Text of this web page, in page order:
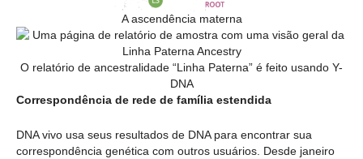
A ascendência materna
O relatório de ancestralidade “Linha Paterna” é feito usando Y-
DNA
Correspondência de rede de família estendida
DNA vivo usa seus resultados de DNA para encontrar sua
correspondência genética com outros usuários. Desde janeiro